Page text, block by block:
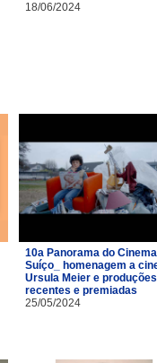
18/06/2024
10a Panorama do Cinema
Suíço_ homenagem a
Ursula Meier e produções
recentes e premiadas
25/05/2024